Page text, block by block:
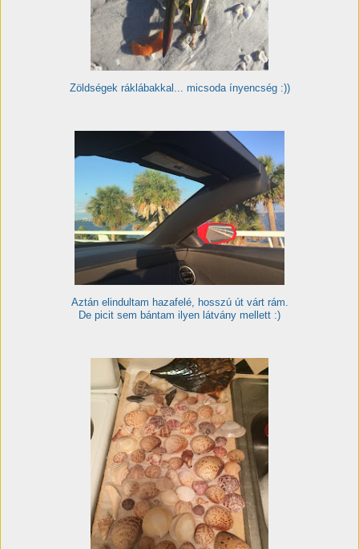
Zöldségek ráklábakkal... micsoda ínyencség :))
Aztán elindultam hazafelé, hosszú út várt rám.
De picit sem bántam ilyen látvány mellett :)